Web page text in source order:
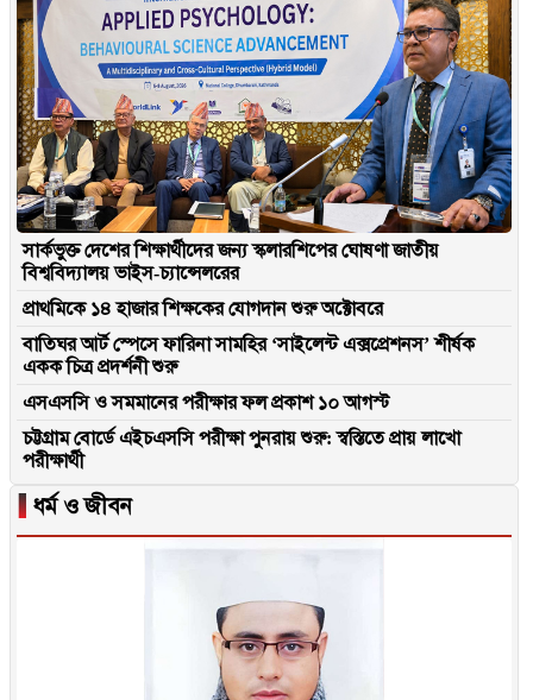
সার্কভুক্ত দেশের শিক্ষার্থীদের জন্য স্কলারশিপের ঘোষণা জাতীয়
বিশ্ববিদ্যালয় ভাইস-চ্যান্সেলরের
প্রাথমিকে ১৪ হাজার শিক্ষকের যোগদান শুরু অক্টোবরে
বাতিঘর আর্ট স্পেসে ফারিনা সামহির ‘সাইলেন্ট এক্সপ্রেশনস’ শীর্ষক
একক চিত্র প্রদর্শনী শুরু
এসএসসি ও সমমানের পরীক্ষার ফল প্রকাশ ১০ আগস্ট
চট্টগ্রাম বোর্ডে এইচএসসি পরীক্ষা পুনরায় শুরু: স্বস্তিতে প্রায় লাখো
পরীক্ষার্থী
▐ ধর্ম ও জীবন